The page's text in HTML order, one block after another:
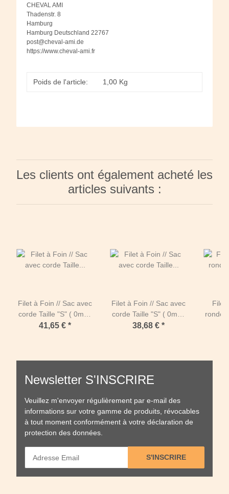
CHEVAL AMI
Thadenstr. 8
Hamburg
Hamburg Deutschland 22767
post@cheval-ami.de
https://www.cheval-ami.fr
Poids de l'article: 1,00 Kg
Les clients ont également acheté les
articles suivants :
Filet à Foin // Sac avec
corde Taille "S" ( 0m90
x 1m10 avec ouverture
41,65 € *
Filet à Foin // Sac avec
corde Taille "S" ( 0m90
x 1m10 avec ouverture
38,68 € *
Filet
ronde
Newsletter S'INSCRIRE
Veuillez m'envoyer régulièrement par e-mail des
informations sur votre gamme de produits, révocables
à tout moment conformément à votre déclaration de
protection des données
S'INSCRIRE